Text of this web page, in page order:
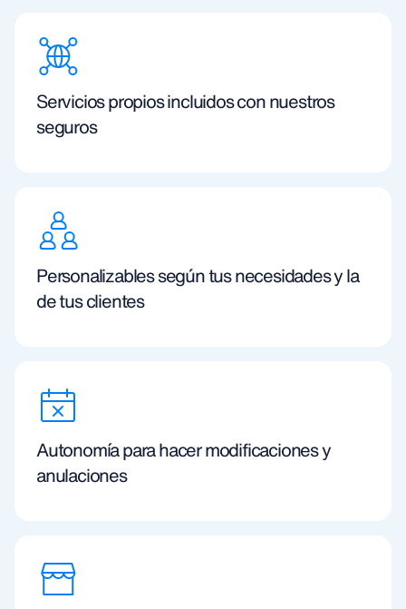
Servicios propios incluidos con nuestros
seguros
Personalizables según tus necesidades y la
de tus clientes
Autonomía para hacer modificaciones y
anulaciones